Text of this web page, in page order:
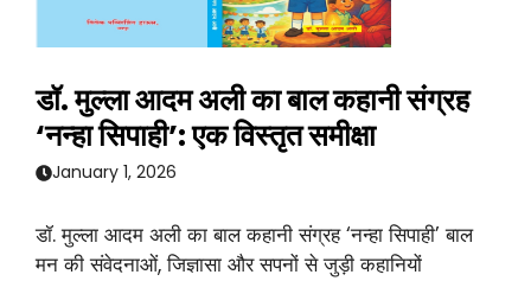
डॉ. मुल्ला आदम अली का बाल कहानी संग्रह
‘नन्हा सिपाही’: एक विस्तृत समीक्षा
January 1, 2026
डॉ. मुल्ला आदम अली का बाल कहानी संग्रह ‘नन्हा सिपाही’ बाल
मन की संवेदनाओं, जिज्ञासा और सपनों से जुड़ी कहानियों